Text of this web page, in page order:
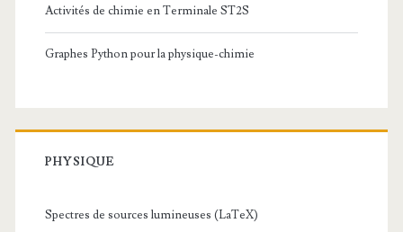
Activités de chimie en Terminale ST2S
Graphes Python pour la physique-chimie
PHYSIQUE
Spectres de sources lumineuses (LaTeX)